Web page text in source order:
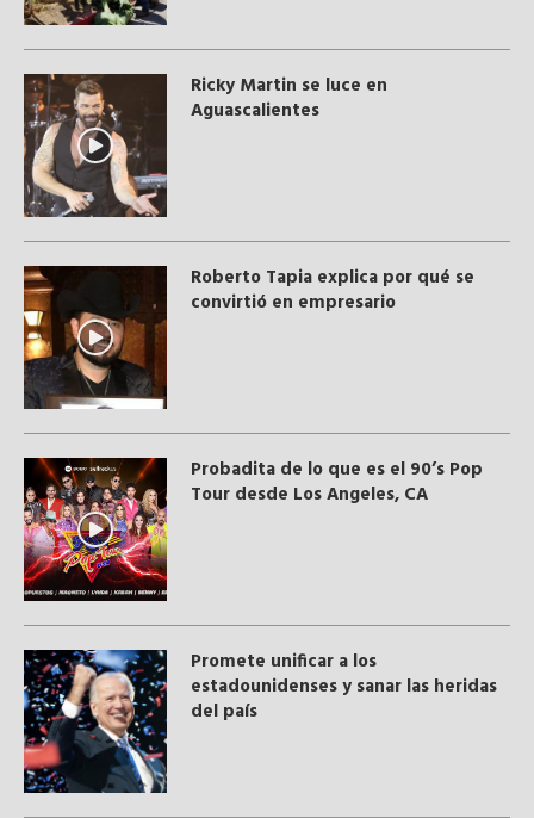
Ricky Martin se luce en
Aguascalientes
Roberto Tapia explica por qué se
convirtió en empresario
Probadita de lo que es el 90’s Pop
Tour desde Los Angeles, CA
Promete unificar a los
estadounidenses y sanar las heridas
del país